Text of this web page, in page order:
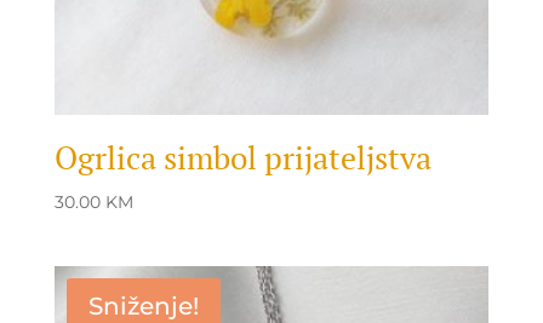
Ogrlica simbol prijateljstva
30.00 KM
Sniženje!